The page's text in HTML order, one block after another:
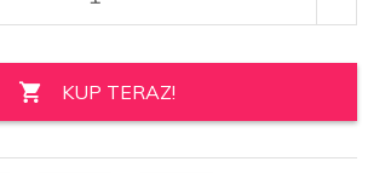
KUP TERAZ!